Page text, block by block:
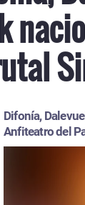
Difonía,
Anfiteatro del